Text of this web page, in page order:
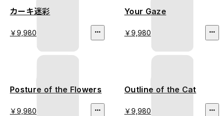
カーキ迷彩
￥9,980
Your Gaze
￥9,980
Posture of the Flowers
￥9,980
Outline of the Cat
￥9,980